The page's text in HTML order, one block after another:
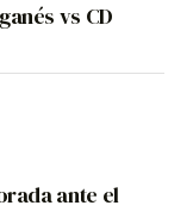
vs CD
ante el